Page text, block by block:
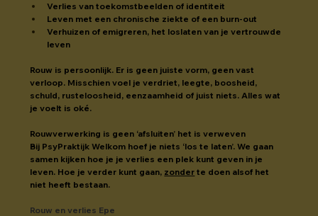
Verlies van toekomstbeelden of identiteit
Leven met een chronische ziekte of een burn-out
Verhuizen of emigreren, het loslaten van je vertrouwde
leven
Rouw is persoonlijk. Er is geen juiste vorm, geen vast
verloop. Misschien voel je verdriet, leegte, boosheid,
schuld, rusteloosheid, eenzaamheid of juist niets. Alles wat
je voelt is oké.
Rouwverwerking is geen ‘afsluiten’ het is verweven
Bij PsyPraktijk Welkom hoef je niets ‘los te laten’. We gaan
samen kijken hoe je je verlies een plek kunt geven in je
leven. Hoe je verder kunt gaan, zonder te doen alsof het
niet heeft bestaan.
Rouw en verlies Epe